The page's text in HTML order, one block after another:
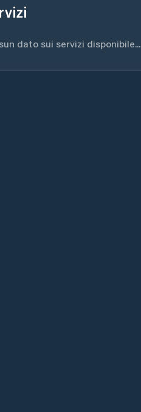
dato sui servizi disponibile...